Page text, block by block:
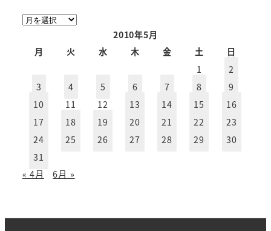
ア
2010年5月
月
火 水 木 金 土
日
1
2
3
4 5 6 7 8
9
10
11 12 13 14 15
16
17
18 19 20 21 22
23
24
25 26 27 28 29
30
31
« 4月
6月 »